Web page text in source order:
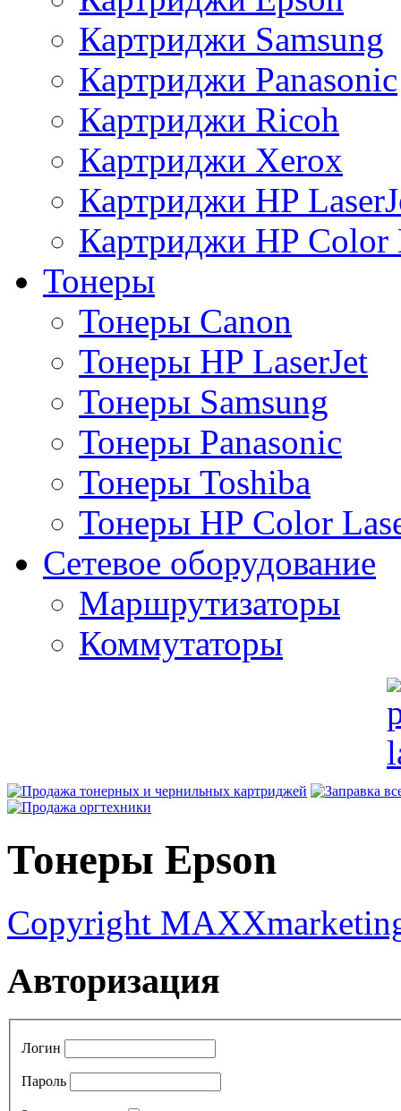
Картриджи Samsung
Картриджи Panasonic
Картриджи Ricoh
Картриджи Xerox
Картриджи HP
Картриджи HP Color
Тонеры
Тонеры Canon
Тонеры HP LaserJet
Тонеры Samsung
Тонеры Panasonic
Тонеры Toshiba
Тонеры HP Color
Сетевое оборудование
Маршрутизаторы
Коммутаторы
Тонеры Epson
Copyright
Авторизация
Логин
Пароль